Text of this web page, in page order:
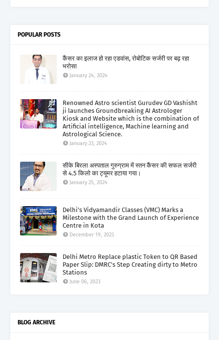
POPULAR POSTS
कैंसर का इलाज हो रहा एडवांस, रोबोटिक सर्जरी पर बढ़ रहा
भरोसा
January 24, 2024
Renowned Astro scientist Gurudev GD Vashisht
ji launches Groundbreaking AI Astrologer
Kiosk and Website which is the combination of
Artificial intelligence, Machine learning and
Astrological Science.
January 23, 2024
सीके बिरला अस्पताल गुरुग्राम में स्तन कैंसर की सफल सर्जरी
से 4.5 किलो का ट्यूमर हटाया गया।
January 25, 2024
Delhi’s Vidyamandir Classes (VMC) Marks a
Milestone with the Grand Launch of Experience
Centre in Kota
December 19, 2023
Delhi Metro Replace plastic Token to QR Based
Paper Slip: DMRC's Step Creating dirty to Metro
Stations
June 06, 2023
BLOG ARCHIVE